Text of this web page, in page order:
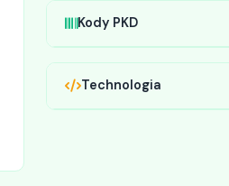
Kody PKD
Technologia